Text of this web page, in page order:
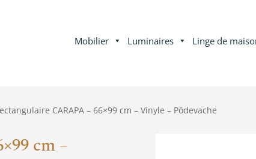
Mobilier Luminaires Linge de
CARAPA – 66×99 cm – Vinyle – Pôdevache
cm –